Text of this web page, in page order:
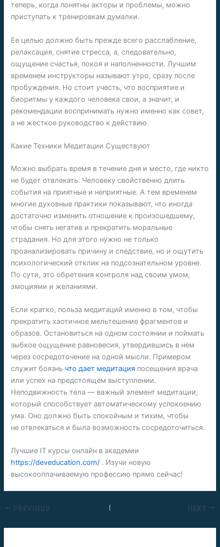
теперь, когда понятны акторы и проблемы, можно
приступать к тренировкам думалки.
Ее целью должно быть прежде всего расслабление,
релаксация, снятие стресса, а, следовательно,
ощущение счастья, покоя и наполненности. Лучшим
временем инструкторы называют утро, сразу после
пробуждения. Но стоит учесть, что восприятие и
биоритмы у каждого человека свои, а значит, и
рекомендации воспринимать нужно именно как совет,
а не жесткое руководство к действию.
Какие Техники Медитации Существуют
Можно выбрать время в течение дня и место, где никто
не будет отвлекать. Человеку свойственно длить
события на приятные и неприятные. А тем временем
многие духовные практики показывают, что иногда
достаточно изменить отношение к произошедшему,
чтобы снять негатив и прекратить моральные
страдания. Но для этого нужно не только
проанализировать причину и следствие, но и ощутить
психологический отклик на подсознательном уровне.
По сути, это обретения контроля над своим умом,
эмоциями и желаниями.
Если кратко, польза медитаций именно в том, чтобы
прекратить хаотичное мельтешение фрагментов и
образов. Остановиться на одном состоянии и поймать
зыбкое ощущение равновесия, утвердившись в нем
через сосредоточение на одной мысли. Примером
служит боязнь что дает медитация посещения врача
или успех на предстоящем выступлении.
Неподвижность тела — важный элемент медитации,
который способствует автоматическому успокоению
ума. Оно должно быть спокойным и тихим, чтобы
не отвлекаться и была возможность сосредоточиться.
Лучшие IT курсы онлайн в академии
https://deveducation.com/ . Изучи новую
высокооплачиваемую профессию прямо сейчас!
PREVIOUS NEXT